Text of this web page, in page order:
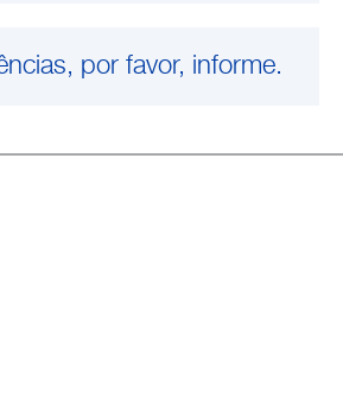
por favor, informe.